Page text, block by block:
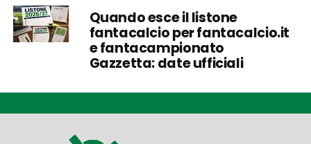
Quando esce il listone
fantacalcio per fantacalcio.it
e fantacampionato
Gazzetta: date ufficiali